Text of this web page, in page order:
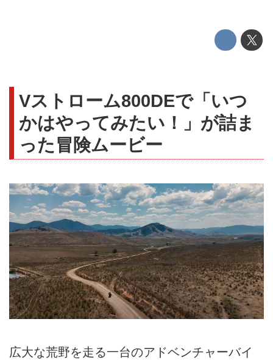
Vストローム800DEで「いつ
かはやってみたい！」が詰ま
った冒険ムービー
広大な荒野を走る一台のアドベンチャーバイ